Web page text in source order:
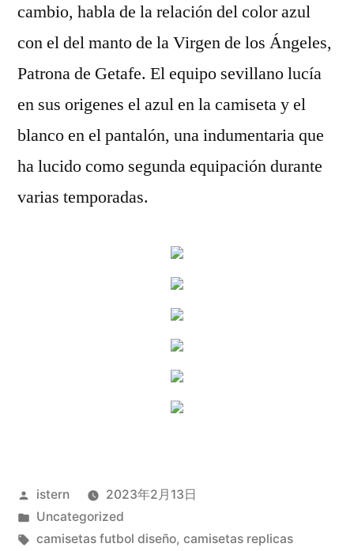
cambio, habla de la relación del color azul
con el del manto de la Virgen de los Ángeles,
Patrona de Getafe. El equipo sevillano lucía
en sus origenes el azul en la camiseta y el
blanco en el pantalón, una indumentaria que
ha lucido como segunda equipación durante
varias temporadas.
Publicado
por
istern
2023年2月13日
Publicado
en
Uncategorized
Etiquetas:
camisetas futbol diseño, camisetas replicas